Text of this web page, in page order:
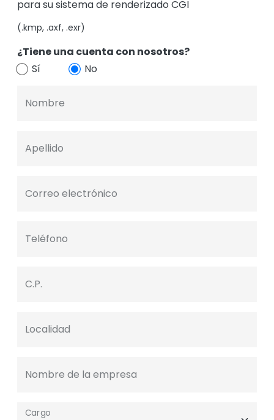
para su sistema de renderizado CGI
(.kmp, .axf, .exr)
¿Tiene una cuenta con nosotros?
Sí
No
Nombre
Apellido
Correo electrónico
Teléfono
C.P.
Localidad
Nombre de la empresa
Cargo